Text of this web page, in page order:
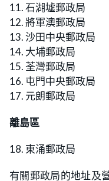
11. 石湖墟郵政局
12. 將軍澳郵政局
13. 沙田中央郵政局
14. 大埔郵政局
15. 荃灣郵政局
16. 屯門中央郵政局
17. 元朗郵政局
離島區
18. 東涌郵政局
有關郵政局的地址及